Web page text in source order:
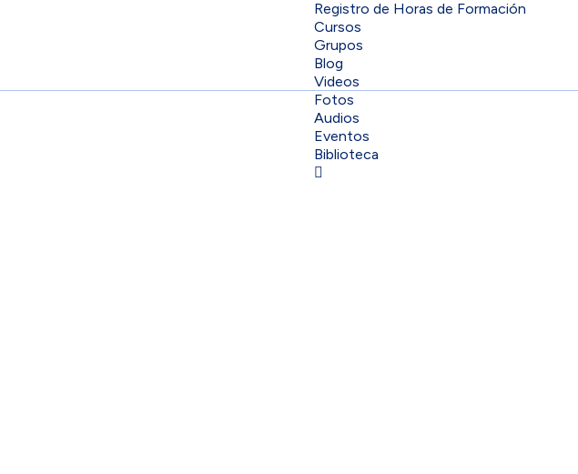
Registro de Horas de Formación
Cursos
Grupos
Blog
Videos
Fotos
Audios
Eventos
Biblioteca